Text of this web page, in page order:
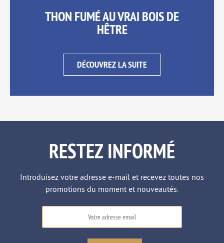
THON FUMÉ AU VRAI BOIS DE
HÊTRE
DÉCOUVREZ LA SUITE
RESTEZ INFORMÉ
Introduisez votre adresse e-mail et recevez toutes nos
promotions du moment et nouveautés.